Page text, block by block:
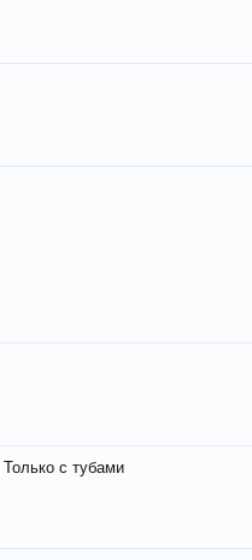
Только с тубами